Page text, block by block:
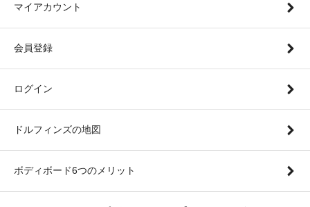
マイアカウント
会員登録
ログイン
ドルフィンズの地図
ボディボード6つのメリット